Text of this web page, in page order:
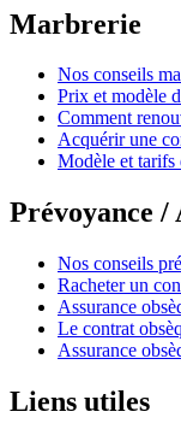
Marbrerie
Nos conseils
Prix et modèle
Comment
Acquérir une
Modèle et tarifs
Prévoyance /
Nos conseils
Racheter un
Assurance
Le contrat
Assurance
Liens utiles